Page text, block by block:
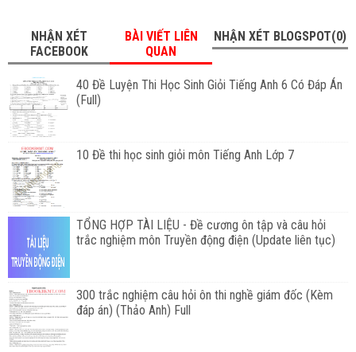
NHẬN XÉT
FACEBOOK
BÀI VIẾT LIÊN
QUAN
NHẬN XÉT BLOGSPOT(0)
40 Đề Luyện Thi Học Sinh Giỏi Tiếng Anh 6 Có Đáp Án
(Full)
10 Đề thi học sinh giỏi môn Tiếng Anh Lớp 7
TỔNG HỢP TÀI LIỆU - Đề cương ôn tập và câu hỏi
trắc nghiệm môn Truyền động điện (Update liên tục)
300 trắc nghiệm câu hỏi ôn thi nghề giám đốc (Kèm
đáp án) (Thảo Anh) Full